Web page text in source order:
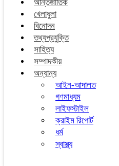
আন্তর্জাতিক
খেলাধুলা
বিনোদন
তথ্যপ্রযুক্তি
সাহিত্য
সম্পাদকীয়
অন্যান্য
আইন-আদালত
গণমাধ্যম
লাইফস্টাইল
ক্রাইম রিপোর্ট
ধর্ম
স্বাস্থ্য